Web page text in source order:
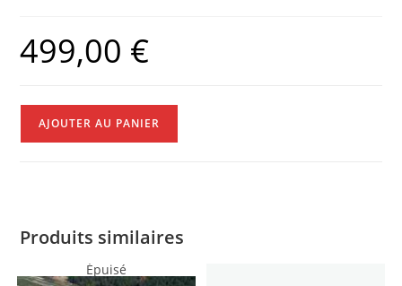
499,00 €
AJOUTER AU PANIER
Produits similaires
Épuisé